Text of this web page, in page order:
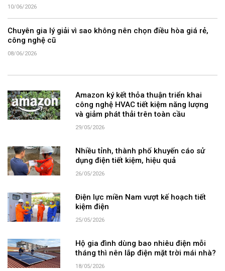
10/06/2026
Chuyên gia lý giải vì sao không nên chọn điều hòa giá rẻ,
công nghệ cũ
08/06/2026
Amazon ký kết thỏa thuận triển khai
công nghệ HVAC tiết kiệm năng lượng
và giảm phát thải trên toàn cầu
29/05/2026
Nhiều tỉnh, thành phố khuyến cáo sử
dụng điện tiết kiệm, hiệu quả
26/05/2026
Điện lực miền Nam vượt kế hoạch tiết
kiệm điện
25/05/2026
Hộ gia đình dùng bao nhiêu điện mỗi
tháng thì nên lắp điện mặt trời mái nhà?
18/05/2026